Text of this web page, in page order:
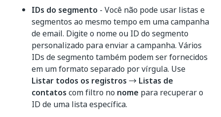
IDs do segmento - Você não pode usar listas e
segmentos ao mesmo tempo em uma campanha
de email. Digite o nome ou ID do segmento
personalizado para enviar a campanha. Vários
IDs de segmento também podem ser fornecidos
em um formato separado por vírgula. Use
Listar todos os registros → Listas de
contatos com filtro no nome para recuperar o
ID de uma lista específica.